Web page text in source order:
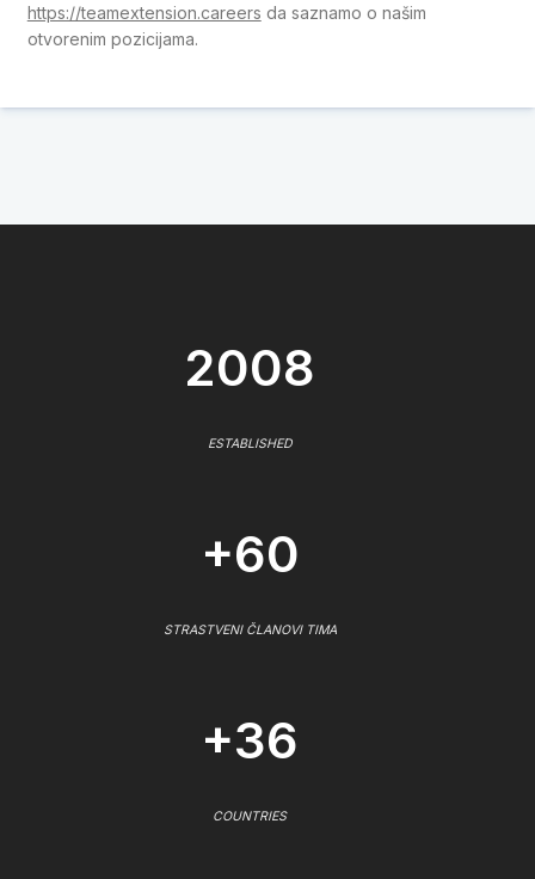
https://teamextension.careers da saznamo o našim
otvorenim pozicijama.
2008
ESTABLISHED
+60
STRASTVENI ČLANOVI TIMA
+36
COUNTRIES